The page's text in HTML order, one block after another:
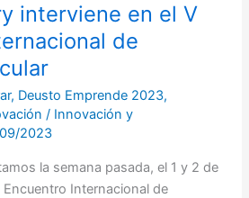
interviene en el V
de
, Deusto Emprende 2023,
/ Innovación y
2023
la semana pasada, el 1 y 2 de
Internacional de